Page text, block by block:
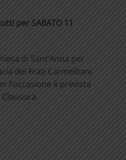
per SABATO 11
di Sant’Anna per
dei Frati Carmelitani
l’occasione è prevista